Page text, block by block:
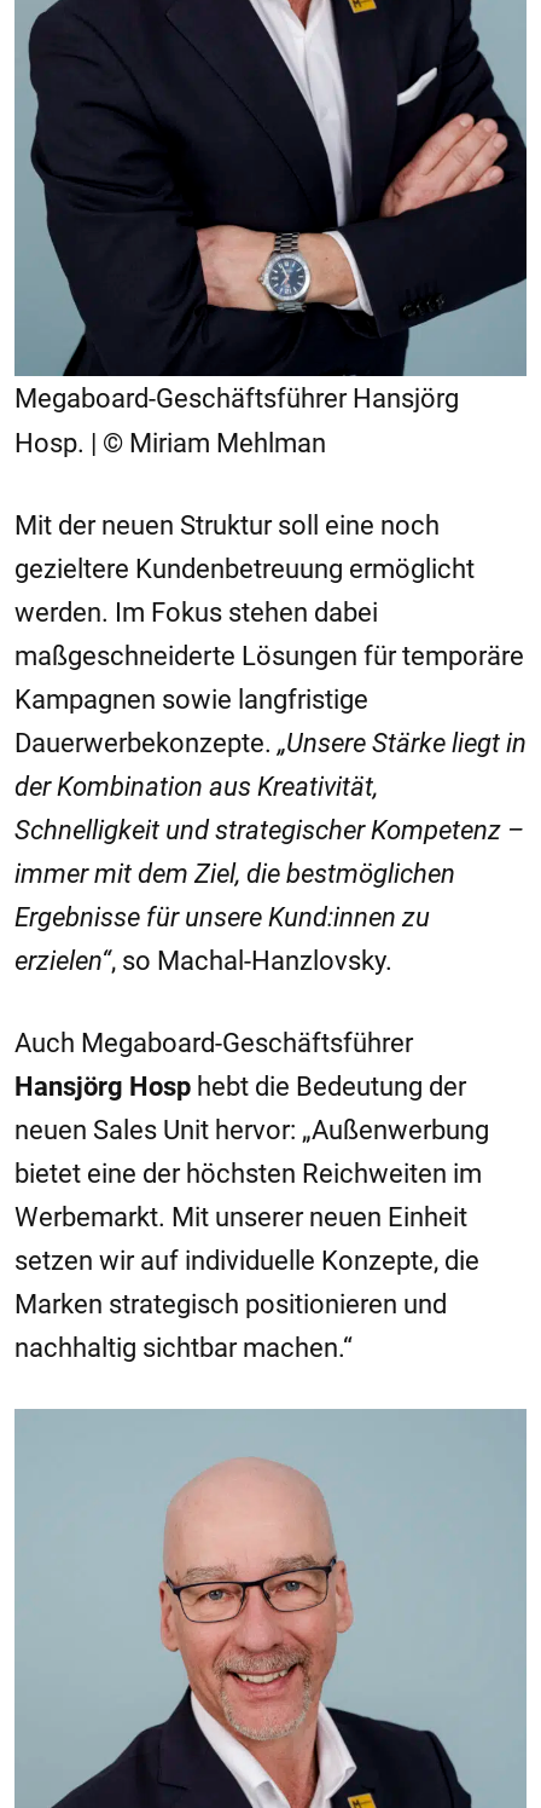
Megaboard-Geschäftsführer Hansjörg
Hosp. | © Miriam Mehlman
Mit der neuen Struktur soll eine noch
gezieltere Kundenbetreuung ermöglicht
werden. Im Fokus stehen dabei
maßgeschneiderte Lösungen für temporäre
Kampagnen sowie langfristige
Dauerwerbekonzepte. „Unsere Stärke liegt in
der Kombination aus Kreativität,
Schnelligkeit und strategischer Kompetenz –
immer mit dem Ziel, die bestmöglichen
Ergebnisse für unsere Kund:innen zu
erzielen“, so Machal-Hanzlovsky.
Auch Megaboard-Geschäftsführer
Hansjörg Hosp hebt die Bedeutung der
neuen Sales Unit hervor: „Außenwerbung
bietet eine der höchsten Reichweiten im
Werbemarkt. Mit unserer neuen Einheit
setzen wir auf individuelle Konzepte, die
Marken strategisch positionieren und
nachhaltig sichtbar machen.“